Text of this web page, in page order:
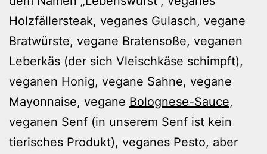
Holzfällersteak, veganes Gulasch, vegane
Bratwürste, vegane Bratensoße, veganen
Leberkäs (der sich Vleischkäse schimpft),
veganen Honig, vegane Sahne, vegane
Mayonnaise, vegane Bolognese-Sauce,
veganen Senf (in unserem Senf ist kein
tierisches Produkt), veganes Pesto, aber